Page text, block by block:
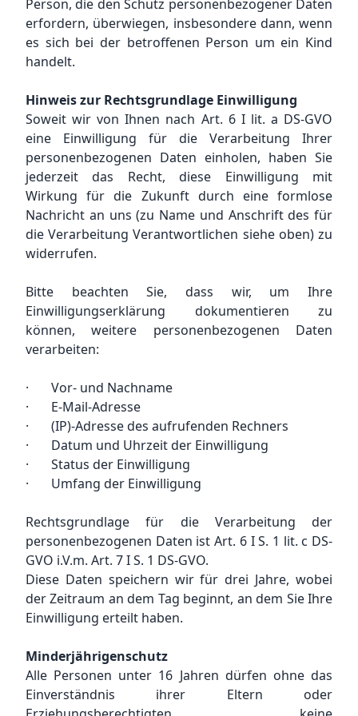
Person, die den Schutz personenbezogener Daten
erfordern, überwiegen, insbesondere dann, wenn
es sich bei der betroffenen Person um ein Kind
handelt.
Hinweis zur Rechtsgrundlage Einwilligung
Soweit wir von Ihnen nach Art. 6 I lit. a DS-GVO
eine Einwilligung für die Verarbeitung Ihrer
personenbezogenen Daten einholen, haben Sie
jederzeit das Recht, diese Einwilligung mit
Wirkung für die Zukunft durch eine formlose
Nachricht an uns (zu Name und Anschrift des für
die Verarbeitung Verantwortlichen siehe oben) zu
widerrufen.
Bitte beachten Sie, dass wir, um Ihre
Einwilligungserklärung dokumentieren zu
können, weitere personenbezogenen Daten
verarbeiten:
· Vor- und Nachname
· E-Mail-Adresse
· (IP)-Adresse des aufrufenden Rechners
· Datum und Uhrzeit der Einwilligung
· Status der Einwilligung
· Umfang der Einwilligung
Rechtsgrundlage für die Verarbeitung der
personenbezogenen Daten ist Art. 6 I S. 1 lit. c DS-
GVO i.V.m. Art. 7 I S. 1 DS-GVO.
Diese Daten speichern wir für drei Jahre, wobei
der Zeitraum an dem Tag beginnt, an dem Sie Ihre
Einwilligung erteilt haben.
Minderjährigenschutz
Alle Personen unter 16 Jahren dürfen ohne das
Einverständnis ihrer Eltern oder